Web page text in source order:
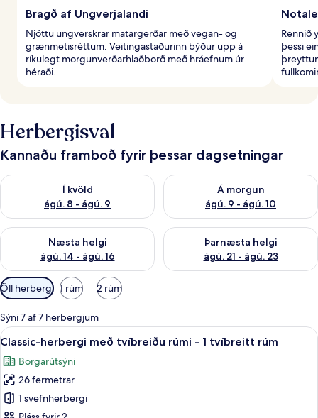
Bragð af Ungverjalandi
Njóttu ungverskrar matargerðar með vegan- og
grænmetisréttum. Veitingastaðurinn býður upp á
ríkulegt morgunverðarhlaðborð með hráefnum úr
héraði.
Rennið
þessi
Herbergisval
Kannaðu framboð fyrir þessar dagsetningar
Í kvöld
ágú. 8 - ágú. 9
Athuga framboð í kvöld ágú. 8 - ágú. 9
Á morgun
ágú. 9 - ágú. 10
Athuga framboð á morgun
Næsta helgi
ágú. 14 - ágú. 16
Athuga framboð næstu helgi ágú. 14 - ágú. 16
Þarnæsta helgi
ágú. 21 - ágú. 23
Athuga framboð þarnæstu
Síur
í
boði
fyrir
herbergi
Öll herbergi 1 rúm 2 rúm
Sýni 7 af 7 herbergjum
Skoða
allar
myndir
fyrir
Classic-
Míníbar, öryggishólf í herbergi,
8
Classic-herbergi með tvíbreiðu rúmi - 1 tvíbreitt rúm
Borgarútsýni
26 fermetrar
1 svefnherbergi